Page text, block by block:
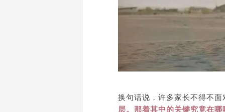
换句话说，许多家长不得不面
层。那着其中的关键究竟在哪